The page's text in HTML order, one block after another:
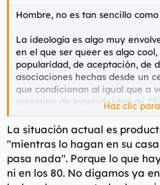
Hombre, no es tan sencillo
La ideología es algo muy
en el que ser queer es algo
popularidad, de aceptación, de
asociaciones hechas desde un
que condicionan al igual que a
prototipo de masculinidad de
sus sombras. Y esto está
ver a los chavales de primero de
un signo estético de disolución
condenado al ostracismo.
El problema de todo esto es
Haz clic
La situación actual es
"mientras lo hagan en su
pasa nada". Porque lo que
ni en los 80. No digamos ya